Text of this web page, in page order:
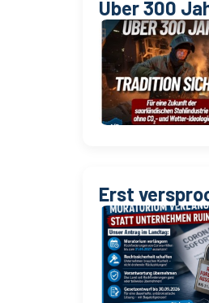
Über 300
Erst